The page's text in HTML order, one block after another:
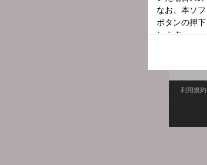
番組名
利用規約